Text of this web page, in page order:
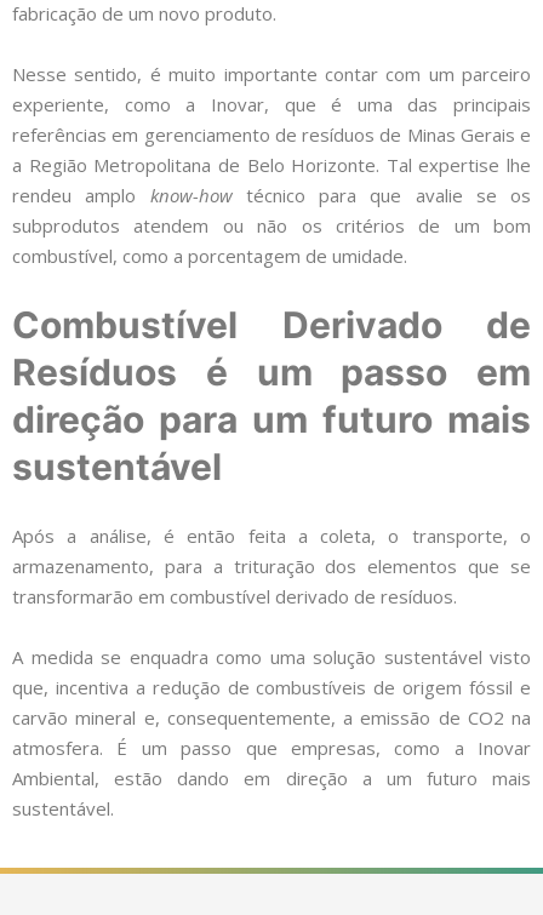
fabricação de um novo produto.
Nesse sentido, é muito importante contar com um parceiro
experiente, como a Inovar, que é uma das principais
referências em gerenciamento de resíduos de Minas Gerais e
a Região Metropolitana de Belo Horizonte. Tal expertise lhe
rendeu amplo know-howtécnico para que avalie se os
subprodutos atendem ou não os critérios de um bom
combustível, como a porcentagem de umidade.
Combustível Derivado de
Resíduos é um passo em
direção para um futuro mais
sustentável
Após a análise, é então feita a coleta, o transporte, o
armazenamento, para a trituração dos elementos que se
transformarão em combustível derivado de resíduos.
A medida se enquadra como uma solução sustentável visto
que, incentiva a redução de combustíveis de origem fóssil e
carvão mineral e, consequentemente, a emissão de CO2 na
atmosfera. É um passo que empresas, como a Inovar
Ambiental, estão dando em direção a um futuro mais
sustentável.